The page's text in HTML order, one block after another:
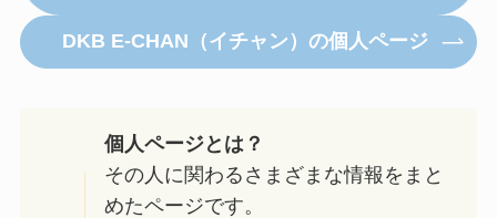
DKB E-CHAN（イチャン）の個人ページ
個人ページとは？
その人に関わるさまざまな情報をまと
めたページです。